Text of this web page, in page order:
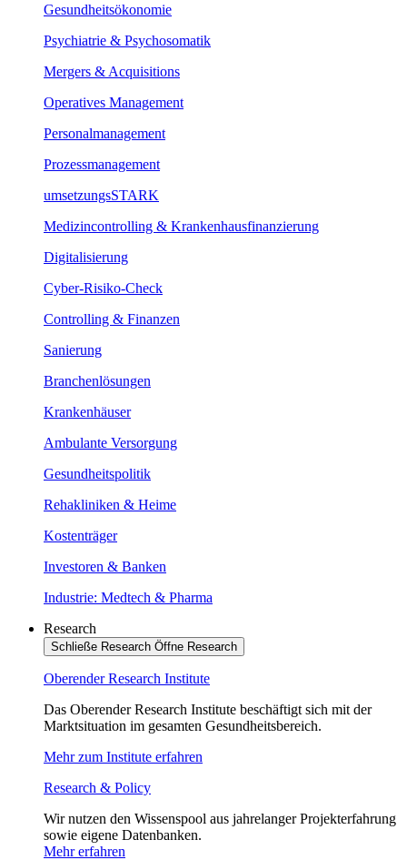
Gesundheitsökonomie
Psychiatrie & Psychosomatik
Mergers & Acquisitions
Operatives Management
Personalmanagement
Prozessmanagement
umsetzungsSTARK
Medizincontrolling & Krankenhausfinanzierung
Digitalisierung
Cyber-Risiko-Check
Controlling & Finanzen
Sanierung
Branchenlösungen
Krankenhäuser
Ambulante Versorgung
Gesundheitspolitik
Rehakliniken & Heime
Kostenträger
Investoren & Banken
Industrie: Medtech & Pharma
Research
Schließe Research Öffne Research
Oberender Research Institute
Das Oberender Research Institute beschäftigt sich mit der
Marktsituation im gesamten Gesundheitsbereich.
Mehr zum Institute erfahren
Research & Policy
Wir nutzen den Wissenspool aus jahrelanger Projekterfahrung
sowie eigene Datenbanken.
Mehr erfahren